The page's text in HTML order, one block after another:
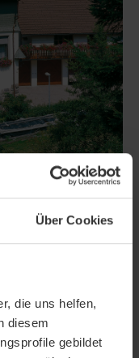
Über Cookies
die uns helfen,
diesem
gebildet